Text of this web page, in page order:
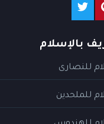
بالإسلام
للنصارى
للملحدين